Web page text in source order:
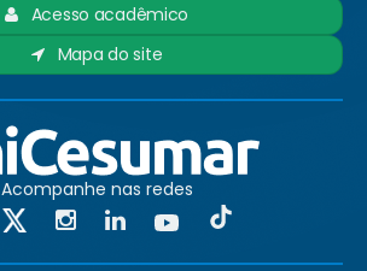
Acesso acadêmico
Mapa do site
Acompanhe nas redes